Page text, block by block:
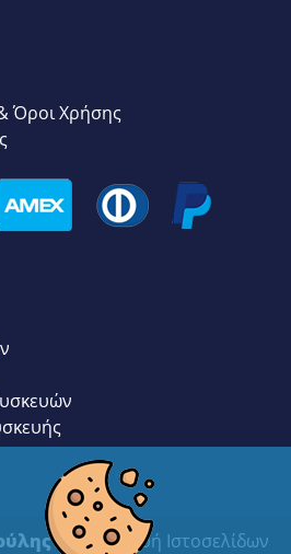
Όροι Χρήσης
| Κατασκευή Ιστοσελίδων